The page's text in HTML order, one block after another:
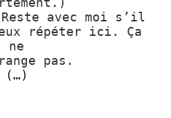
avec moi s’il
répéter ici. Ça
ne
pas.
(…)